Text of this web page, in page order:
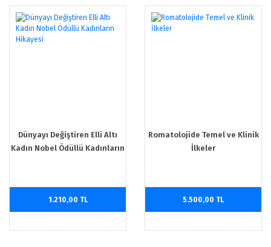
Dünyayı Değiştiren Elli Altı
Kadın Nobel Ödüllü Kadınların
1.210,00 TL
Romatolojide Temel ve Klinik
İlkeler
5.500,00 TL